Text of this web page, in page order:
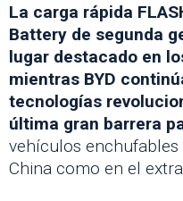
La carga rápida
Battery de segunda
lugar destacado en
mientras BYD
tecnologías
última gran barrera
vehículos
China como en el